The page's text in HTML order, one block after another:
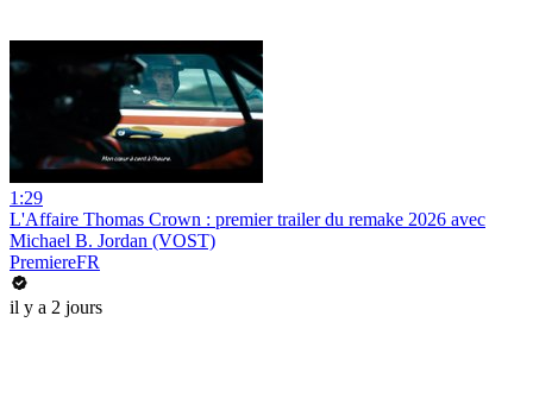
1:29
L'Affaire Thomas Crown : premier trailer du remake 2026 avec
Michael B. Jordan (VOST)
PremiereFR
il y a 2 jours